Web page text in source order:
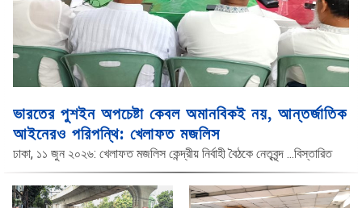
ভারতের পুশইন অপচেষ্টা কেবল অমানবিকই নয়, আন্তর্জাতিক
আইনেরও পরিপন্থি: খেলাফত মজলিস
ঢাকা, ১১ জুন ২০২৬: খেলাফত মজলিস কেন্দ্রীয় নির্বাহী বৈঠকে নেতৃবৃন্দ ...বিস্তারিত